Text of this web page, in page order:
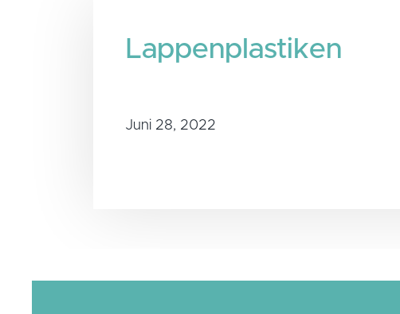
Lappenplastiken
Juni 28, 2022